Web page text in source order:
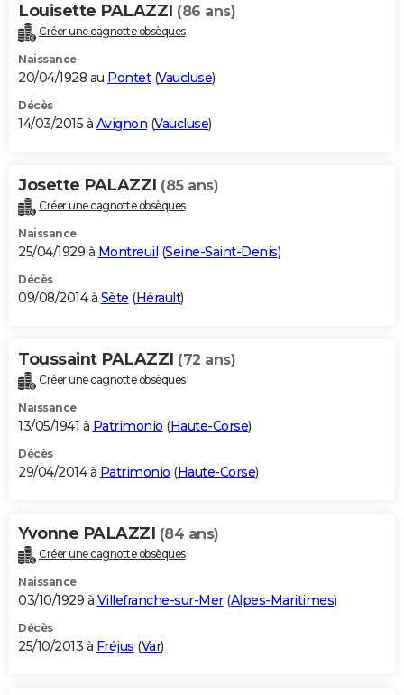
Louisette PALAZZI (86 ans)
Créer une cagnotte obsèques
Naissance
20/04/1928 au Pontet(Vaucluse)
Décès
14/03/2015 à Avignon (Vaucluse)
Josette PALAZZI (85 ans)
Créer une cagnotte obsèques
Naissance
25/04/1929 à Montreuil (Seine-Saint-Denis)
Décès
09/08/2014 à Sète (Hérault)
Toussaint PALAZZI (72 ans)
Créer une cagnotte obsèques
Naissance
13/05/1941 à Patrimonio (Haute-Corse)
Décès
29/04/2014 à Patrimonio (Haute-Corse)
Yvonne PALAZZI (84 ans)
Créer une cagnotte obsèques
Naissance
03/10/1929 à Villefranche-sur-Mer(Alpes-Maritimes)
Décès
25/10/2013 à Fréjus (Var)